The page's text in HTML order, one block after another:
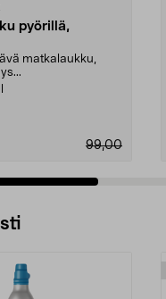
pyörillä,
matkalaukku,
99,00